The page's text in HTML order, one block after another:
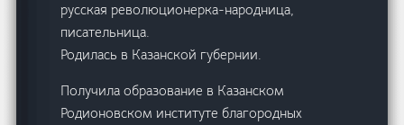
русская революционерка-народница,
писательница.
Родилась в Казанской губернии.
Получила образование в Казанском
Родионовском институте благородных